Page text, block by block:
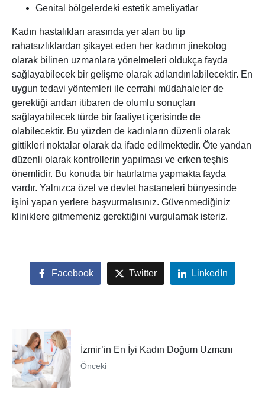
Genital bölgelerdeki estetik ameliyatlar
Kadın hastalıkları arasında yer alan bu tip
rahatsızlıklardan şikayet eden her kadının jinekolog
olarak bilinen uzmanlara yönelmeleri oldukça fayda
sağlayabilecek bir gelişme olarak adlandırılabilecektir. En
uygun tedavi yöntemleri ile cerrahi müdahaleler de
gerektiği andan itibaren de olumlu sonuçları
sağlayabilecek türde bir faaliyet içerisinde de
olabilecektir. Bu yüzden de kadınların düzenli olarak
gittikleri noktalar olarak da ifade edilmektedir. Öte yandan
düzenli olarak kontrollerin yapılması ve erken teşhis
önemlidir. Bu konuda bir hatırlatma yapmakta fayda
vardır. Yalnızca özel ve devlet hastaneleri bünyesinde
işini yapan yerlere başvurmalısınız. Güvenmediğiniz
kliniklere gitmemeniz gerektiğini vurgulamak isteriz.
Facebook Twitter LinkedIn
İzmir’in En İyi Kadın Doğum Uzmanı
Önceki